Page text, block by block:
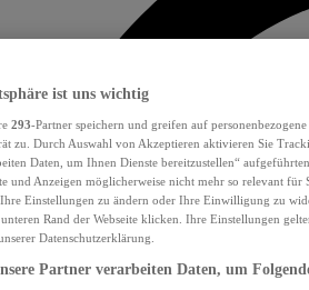
ist uns wichtig
293-Partner speichern und greifen auf
zu. Durch Auswahl von Akzeptieren aktivieren Sie
Daten, um Ihnen Dienste bereitzustellen“
und Anzeigen möglicherweise nicht mehr so relevant für
Einstellungen zu ändern oder Ihre Einwilligung zu
Rand der Webseite klicken. Ihre Einstellungen
Datenschutzerklärung.
Partner verarbeiten Daten, um